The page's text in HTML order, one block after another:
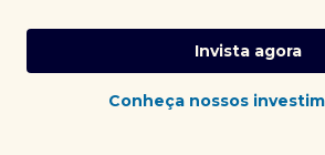
Invista agora
Conheça nossos